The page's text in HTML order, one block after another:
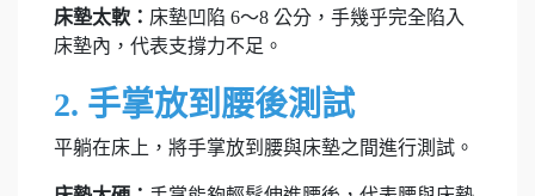
床墊太軟： 床墊凹陷 6～8 公分，手幾乎完全陷入
床墊內，代表支撐力不足。
2. 手掌放到腰後測試
平躺在床上，將手掌放到腰與床墊之間進行測試。